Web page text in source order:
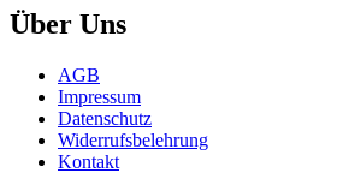
Über Uns
AGB
Impressum
Datenschutz
Widerrufsbelehrung
Kontakt